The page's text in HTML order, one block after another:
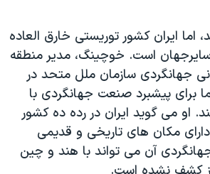
اما ايران کشور توريستی خارق العاده
است. خوچينگ، مدير منطقه
جهانگردی سازمان ملل متحد در
برای پيشبرد صنعت جهانگردی با
او می گويد ايران در رده ده کشور
مکان های تاريخی و قديمی
آن می تواند با هند و چين